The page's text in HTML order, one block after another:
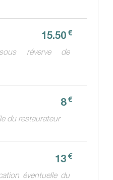
15.50 €
réverve de
8 €
du restaurateur
13 €
éventuelle du